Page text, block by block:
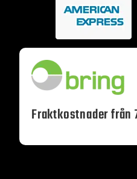
Fraktkostnader från